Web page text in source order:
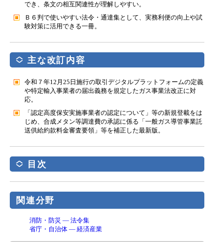
でき、条文の相互関連性が理解しやすい。
Ｂ６判で使いやすい法令・通達集として、実務利便の向上や試
験対策に活用できる一冊。
主な改訂内容
令和７年12月25日施行の取引デジタルプラットフォームの定義
や特定輸入事業者の届出義務を規定したガス事業法改正に対
応。
「認定高度保安実施事業者の認定について」等の新規登載をは
じめ、合成メタン等調達費の承認に係る「一般ガス導管事業託
送供給約款料金審査要領」等を補正した最新版。
目次
関連分野
消防・防災 ― 法令集
省庁・自治体 ― 経済産業